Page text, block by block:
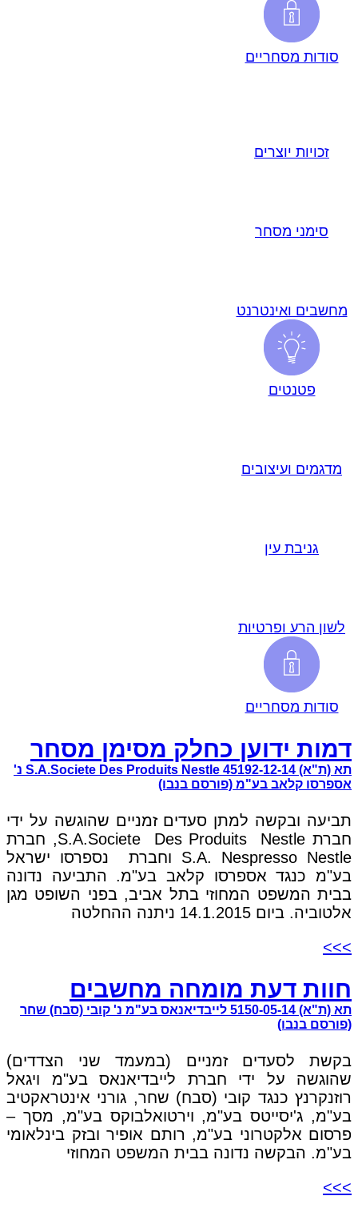
סודות מסחריים
זכויות יוצרים
סימני מסחר
מחשבים ואינטרנט
פטנטים
מדגמים ועיצובים
גניבת עין
לשון הרע ופרטיות
סודות מסחריים
דמות ידוען כחלק מסימן מסחר
תא (ת"א) 45192-12-14 S.A.Societe Des Produits Nestle נ'
אספרסו קלאב בע"מ (פורסם בנבו)
תביעה ובקשה למתן סעדים זמניים שהוגשה על ידי
חברת S.A.Societe Des Produits Nestle, חברת
S.A. Nespresso Nestle וחברת נספרסו ישראל
בע"מ כנגד אספרסו קלאב בע"מ. התביעה נדונה
בבית המשפט המחוזי בתל אביב, בפני השופט מגן
אלטוביה. ביום 14.1.2015 ניתנה ההחלטה
>>>
חוות דעת מומחה מחשבים
תא (ת"א) 5150-05-14 לייבדיאנאס בע"מ נ' קובי (סבח) שחר
(פורסם בנבו)
בקשת לסעדים זמניים (במעמד שני הצדדים)
שהוגשה על ידי חברת לייבדיאנאס בע"מ ויגאל
רוזנקרנץ כנגד קובי (סבח) שחר, גורני אינטראקטיב
בע"מ, ג'יסייטס בע"מ, וירטואלבוקס בע"מ, מסך –
פרסום אלקטרוני בע"מ, רותם אופיר ובזק בינלאומי
בע"מ. הבקשה נדונה בבית המשפט המחוזי
>>>